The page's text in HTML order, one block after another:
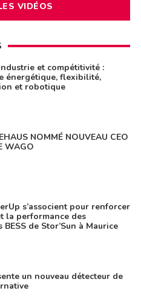
VIDÉOS
et compétitivité :
énergétique, flexibilité,
et robotique
NOMMÉ NOUVEAU CEO
WAGO
s’associent pour renforcer
la performance des
de Stor’Sun à Maurice
un nouveau détecteur de